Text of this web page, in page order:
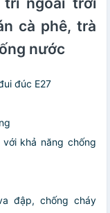
cà phê, trà
nước
đúc E27
khả năng chống
đập, chống cháy